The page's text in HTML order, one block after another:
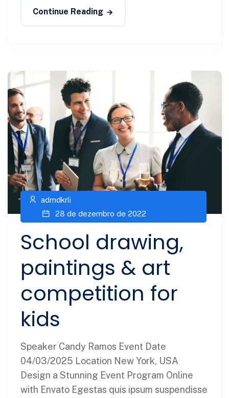
Continue Reading
admdkrli
28 de dezembro de 2022
School drawing,
paintings & art
competition for
kids
Speaker Candy Ramos Event Date
04/03/2025 Location New York, USA
Design a Stunning Event Program Online
with Envato Egestas quis ipsum suspendisse